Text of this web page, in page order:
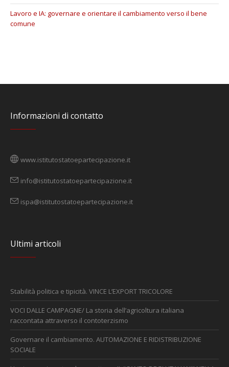
Lavoro e IA: governare e orientare il cambiamento verso il bene
comune
Informazioni di contatto
www.istitutostatoepartecipazione.it
info@istitutostatoepartecipazione.it
ispa@istitutostatoepartecipazione.it
Ultimi articoli
Stabilità politica e tipicità. VINCE L’EXPORT TRICOLORE
VOCI DALLE CAMPAGNE/ La storia dell’agricoltura italiana
raccontata attraverso il contoterzismo
Governare il cambiamento. AUTOMAZIONE E RIDISTRIBUZIONE
SOCIALE